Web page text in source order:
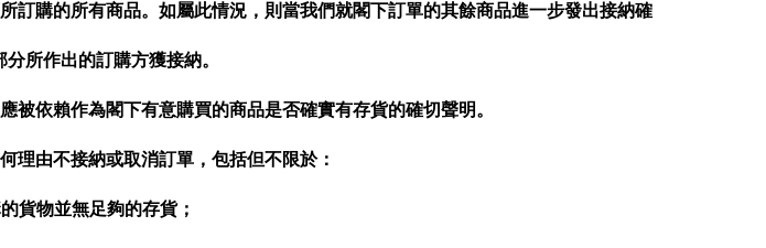
購的所有商品。如屬此情況，則當我們就閣下訂單的其餘商品進一步發出接納確
所作出的訂購方獲接納。
依賴作為閣下有意購買的商品是否確實有存貨的確切聲明。
由不接納或取消訂單，包括但不限於：
貨物並無足夠的存貨；